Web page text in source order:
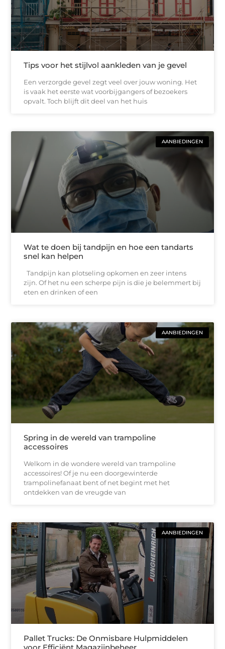
Tips voor het stijlvol aankleden van je gevel
Een verzorgde gevel zegt veel over jouw woning. Het
is vaak het eerste wat voorbijgangers of bezoekers
opvalt. Toch blijft dit deel van het huis
AANBIEDINGEN
Wat te doen bij tandpijn en hoe een tandarts
snel kan helpen
Tandpijn kan plotseling opkomen en zeer intens
zijn. Of het nu een scherpe pijn is die je belemmert bij
eten en drinken of een
AANBIEDINGEN
Spring in de wereld van trampoline
accessoires
Welkom in de wondere wereld van trampoline
accessoires! Of je nu een doorgewinterde
trampolinefanaat bent of net begint met het
ontdekken van de vreugde van
AANBIEDINGEN
Pallet Trucks: De Onmisbare Hulpmiddelen